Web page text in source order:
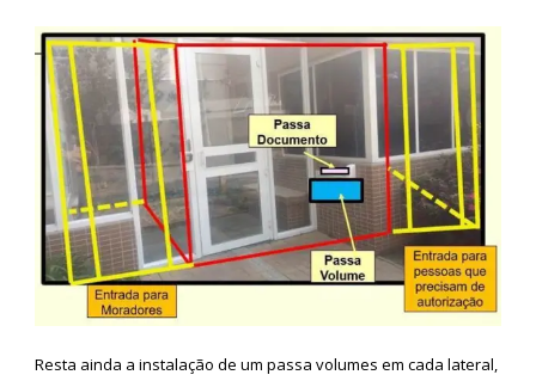
Resta ainda a instalação de um passa volumes em cada lateral,